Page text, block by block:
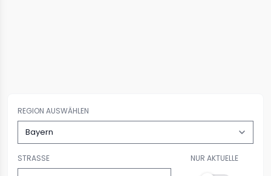
REGION AUSWÄHLEN
STRASSE NUR AKTUELLE